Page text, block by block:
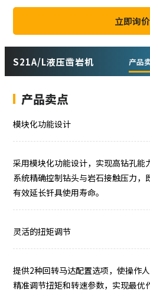
立即询价
S21A/L液压凿岩机 产品
产品卖点
模块化功能设计
采用模块化功能设计，实现高钻孔能
系统精确控制钻头与岩石接触压力，
有效延长钎具使用寿命。
灵活的扭矩调节
提供2种回转马达配置选项，使操作
精准调节扭矩和转速参数，实现最优